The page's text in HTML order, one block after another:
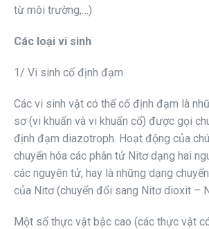
từ môi trường,…)
Các loại vi sinh
1/ Vi sinh cố định đạm
Các vi sinh vật có thể cố định đạm là
sơ (vi khuẩn và vi khuẩn cổ) được gọi
định đạm diazotroph. Hoạt động của
chuyển hóa các phân tử Nitơ dạng hai
các nguyên tử, hay là những dạng
của Nitơ (chuyển đổi sang Nitơ dioxit –
Một số thực vật bậc cao (các thực vật